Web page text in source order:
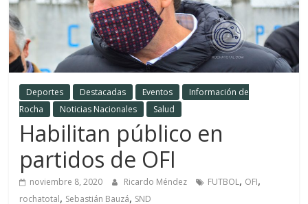
Deportes Destacadas Eventos
Información de
Rocha
Noticias Nacionales Salud
Habilitan público en
partidos de OFI
noviembre 8, 2020 Ricardo Méndez FUTBOL, OFI,
rochatotal, Sebastián Bauzá, SND